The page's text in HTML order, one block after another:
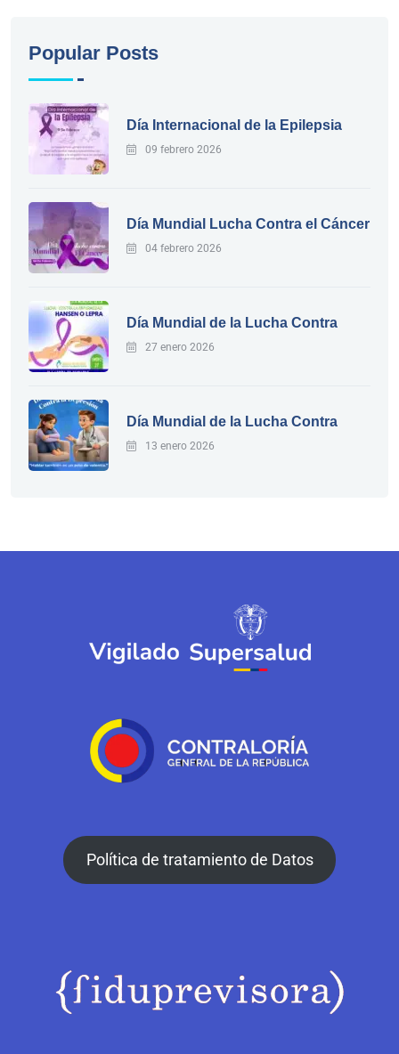
Popular Posts
Día Internacional de la Epilepsia
09 febrero 2026
Día Mundial Lucha Contra el Cáncer
04 febrero 2026
Día Mundial de la Lucha Contra
27 enero 2026
Día Mundial de la Lucha Contra
13 enero 2026
Política de tratamiento de Datos